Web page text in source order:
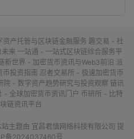
产托管与区块链金融服务 趣交易 - 社
来 一站通 - 一站式区块链综合服务平
新世界 - 加密货币资讯与Web3前沿 派
币投资指南 忍者交易所 - 极速加密货币
院 - 数字资产趋势研究与投资观察 链讯
- 全球加密货币资讯门户 币研所 - 比特
链资讯平台
主题由 宜昌君慎网络科技有限公司 提
备2024037460号